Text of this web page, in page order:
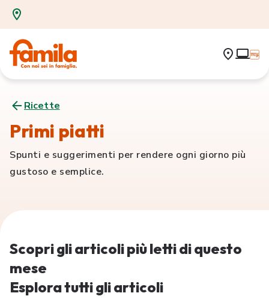
Ricette
Primi piatti
Spunti e suggerimenti per rendere ogni giorno più
gustoso e semplice.
Scopri gli articoli più letti di questo
mese
Esplora tutti gli articoli